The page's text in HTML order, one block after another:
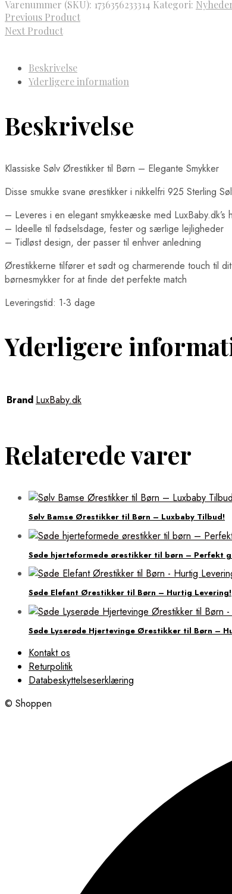
Varenummer (SKU): 1736356233314 Kategori:
Previous Product
Next Product
Beskrivelse
Yderligere information
Beskrivelse
Klassiske Sølv Ørestikker til Børn – Elegante Smykker
Disse smukke svane ørestikker i nikkelfri 925 Sterling
– Leveres i en elegant smykkeæske med LuxBaby.dk’s
– Ideelle til fødselsdage, fester og særlige lejligheder
– Tidløst design, der passer til enhver anledning
Ørestikkerne tilfører et sødt og charmerende touch til
børnesmykker for at finde det perfekte match
Leveringstid: 1-3 dage
Yderligere
Brand LuxBaby.dk
Relaterede varer
Sølv Bamse Ørestikker til Børn – Luxbaby Tilbud!
Søde hjerteformede ørestikker til børn – Perfekt
Søde Elefant Ørestikker til Børn – Hurtig Levering!
Søde Lyserøde Hjertevinge Ørestikker til Børn –
Kontakt os
Returpolitik
Databeskyttelseserklæring
© Shoppen